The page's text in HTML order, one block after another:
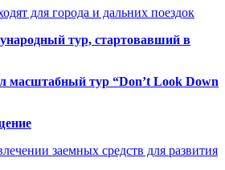
для города и дальних поездок
тур, стартовавший в
масштабный тур “Don’t Look Down
заемных средств для развития